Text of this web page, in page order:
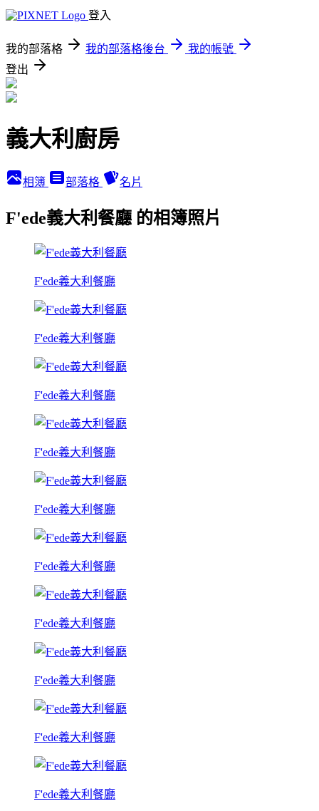
登入
我的部落格 我的部落格後台
我的帳號
登出
義大利廚房
相簿 部落格 名片
F'ede義大利餐廳 的相簿照片
F'ede義大利餐廳
F'ede義大利餐廳
F'ede義大利餐廳
F'ede義大利餐廳
F'ede義大利餐廳
F'ede義大利餐廳
F'ede義大利餐廳
F'ede義大利餐廳
F'ede義大利餐廳
F'ede義大利餐廳